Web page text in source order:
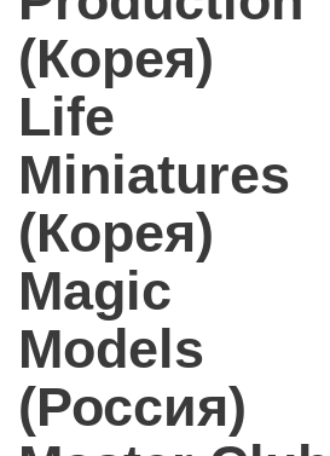
(Корея)
Life
Miniatures
(Корея)
Magic
Models
(Россия)